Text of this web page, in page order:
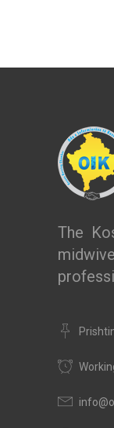
The